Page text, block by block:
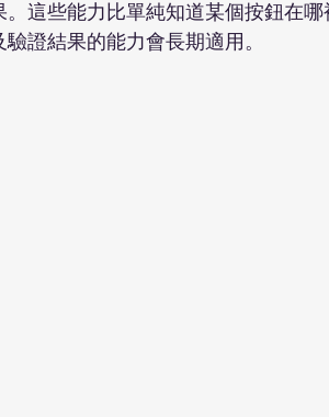
這些能力比單純知道某個按鈕在
證結果的能力會長期適用。